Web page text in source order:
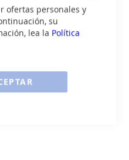
ofertas personales y
su
lea la Política